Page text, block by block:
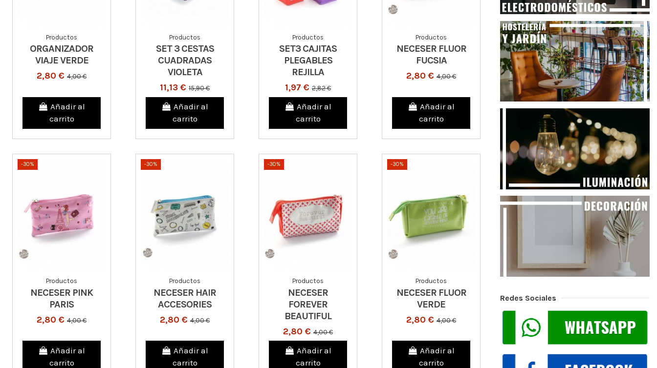
Productos
ORGANIZADOR
VIAJE VERDE
2,80 € 4,00 €
Añadir al
carrito
Productos
SET 3 CESTAS
CUADRADAS
VIOLETA
11,13 € 15,90 €
Añadir al
carrito
Productos
SET3 CAJITAS
PLEGABLES
REJILLA
1,97 € 2,82 €
Añadir al
carrito
Productos
NECESER FLUOR
FUCSIA
2,80 € 4,00 €
Añadir al
carrito
-30%
Productos
NECESER PINK
PARIS
2,80 € 4,00 €
Añadir al
carrito
-30%
Productos
NECESER HAIR
ACCESORIES
2,80 € 4,00 €
Añadir al
carrito
-30%
Productos
NECESER
FOREVER
BEAUTIFUL
2,80 € 4,00 €
Añadir al
carrito
-30%
Productos
NECESER FLUOR
VERDE
2,80 € 4,00 €
Añadir al
carrito
Redes Sociales